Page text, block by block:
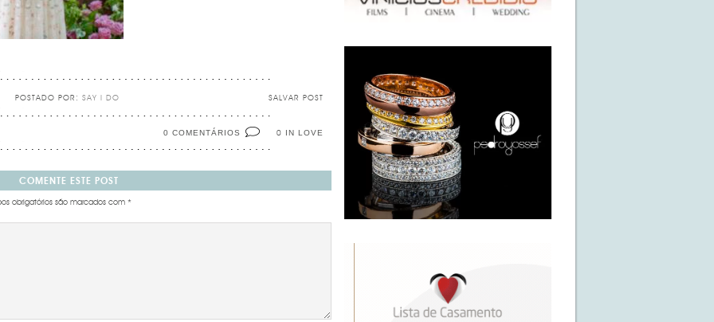
SALVAR POST
POSTADO POR: SAY I DO
0 IN LOVE
0 COMENTÁRIOS
COMENTE ESTE POST
obrigatórios são marcados com *